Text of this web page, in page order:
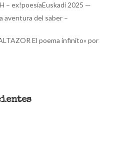
– ex!poesíaEuskadi 2025 —
aventura del saber –
El poema infinito» por